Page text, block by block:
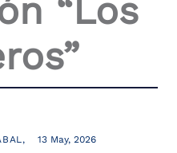
“Los
13 May, 2026